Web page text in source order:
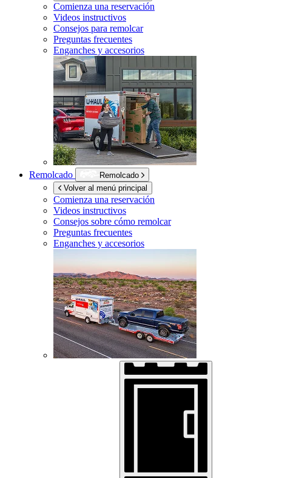
Comienza una reservación
Videos instructivos
Consejos para remolcar
Preguntas frecuentes
Enganches y accesorios
Remolcado
Remolcado
Volver al menú principal
Comienza una reservación
Videos instructivos
Consejos sobre cómo remolcar
Preguntas frecuentes
Enganches y accesorios